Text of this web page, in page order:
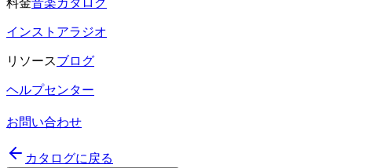
料金音楽カタログ
インストアラジオ
リソースブログ
ヘルプセンター
お問い合わせ
カタログに戻る